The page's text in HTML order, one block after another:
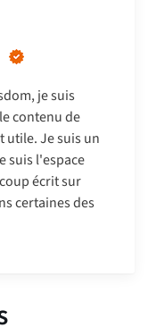
je suis
contenu de
utile. Je suis un
suis l'espace
écrit sur
certaines des